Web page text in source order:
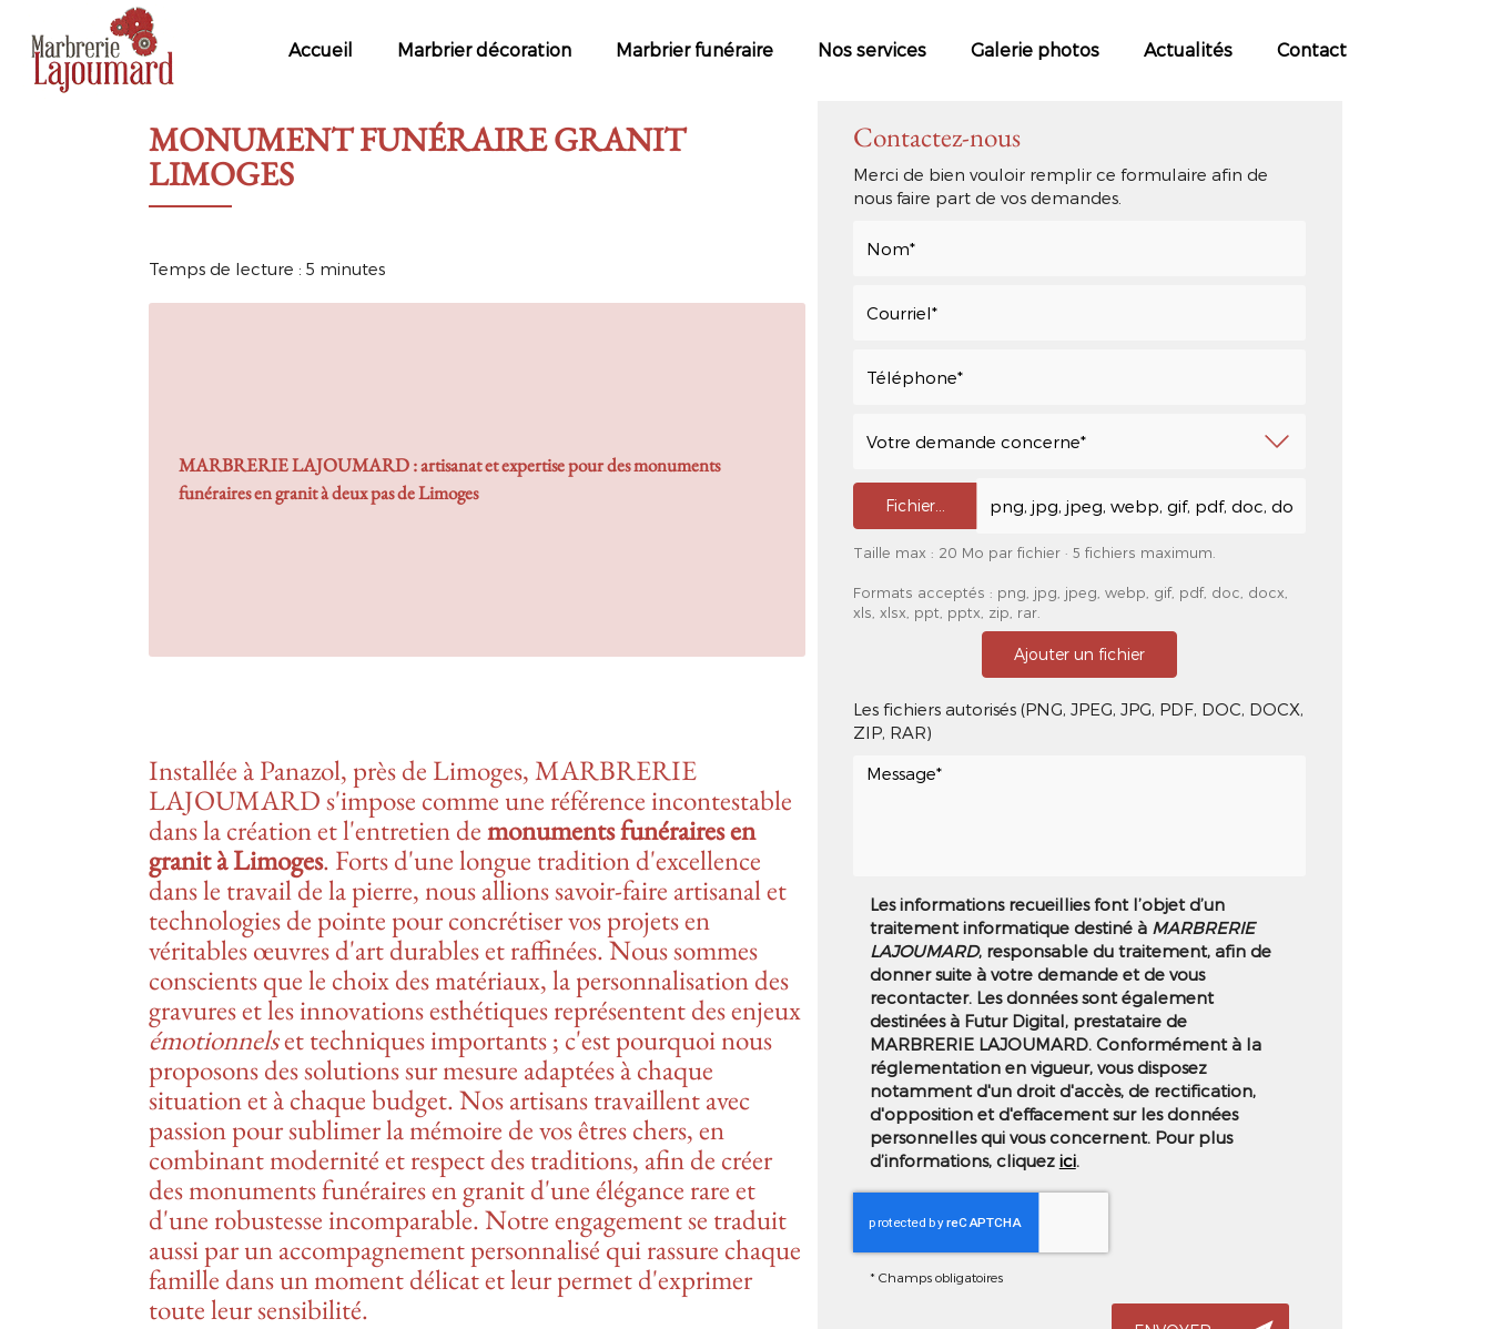
Accueil Marbrier décoration Marbrier funéraire Nos services Galerie photos Actualités Contact
MONUMENT FUNÉRAIRE GRANIT
LIMOGES
Temps de lecture : 5 minutes
MARBRERIE LAJOUMARD : artisanat et expertise pour desmonuments
funéraires en granità deux pas de Limoges
Installée à Panazol, près de Limoges, MARBRERIE
LAJOUMARD s'impose comme une référence incontestable
dans la création et l'entretien demonuments funéraires en
granit à Limoges. Forts d'une longue tradition d'excellence
dans le travail de la pierre, nous allions savoir-faire artisanal et
technologies de pointe pour concrétiser vos projets en
véritables œuvres d'art durables et raffinées. Nous sommes
conscients que le choix des matériaux, la personnalisation des
gravures et les innovations esthétiques représentent des enjeux
émotionnelset techniques importants ; c'est pourquoi nous
proposons des solutions sur mesure adaptées à chaque
situation et à chaque budget. Nos artisans travaillent avec
passion pour sublimer la mémoire de vos êtres chers, en
combinant modernité et respect des traditions, afin de créer
des monuments funéraires en granit d'une élégance rare et
d'une robustesse incomparable. Notre engagement se traduit
aussi par un accompagnement personnalisé qui rassure chaque
famille dans un moment délicat et leur permet d'exprimer
toute leur sensibilité.
Contactez-nous
Merci de bien vouloir remplir ce formulaire afin de
nous faire part de vos demandes.
Fichier…
Taille max : 20 Mo par fichier · 5 fichiers maximum.
Formats acceptés : png, jpg, jpeg, webp, gif, pdf, doc, docx,
xls, xlsx, ppt, pptx, zip, rar.
Ajouter un fichier
Les fichiers autorisés (PNG, JPEG, JPG, PDF, DOC, DOCX,
ZIP, RAR)
Les informations recueillies font l’objet d’un
traitement informatique destiné àMARBRERIE
LAJOUMARD, responsable du traitement, afin de
donner suite à votre demande et de vous
recontacter. Les données sont également
destinées à Futur Digital, prestataire de
MARBRERIE LAJOUMARD. Conformément à la
réglementation en vigueur, vous disposez
notamment d'un droit d'accès, de rectification,
d'opposition et d'effacement sur les données
personnelles qui vous concernent. Pour plus
d’informations, cliquez ici.
* Champs obligatoires